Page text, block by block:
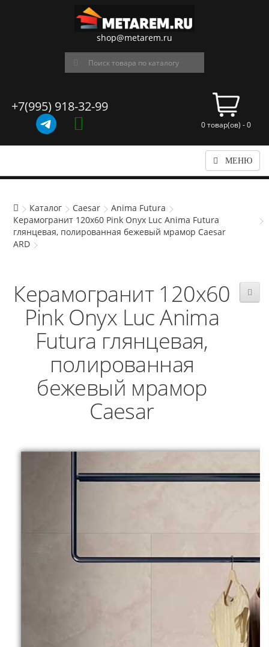
shop@metarem.ru
+7(995) 918-32-99
0 товар(ов) - 0
МЕНЮ
Каталог Caesar
Anima Futura
Керамогранит 120x60 Pink Onyx Luc Anima Futura
глянцевая, полированная бежевый мрамор Caesar
ARD
Керамогранит 120x60
Pink Onyx Luc Anima
Futura глянцевая,
полированная
бежевый мрамор
Caesar